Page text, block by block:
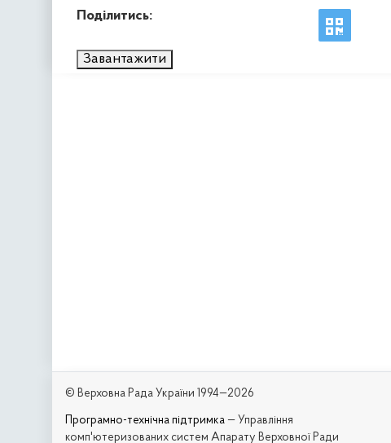
Поділитись:
Завантажити
© Верховна Рада України 1994—2026
Програмно-технічна підтримка — Управління
комп'ютеризованих систем Апарату Верховної Ради